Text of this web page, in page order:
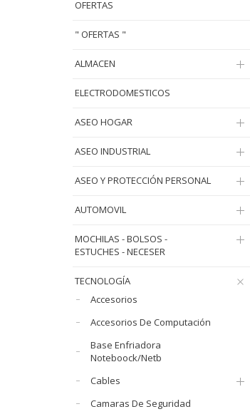
OFERTAS
" OFERTAS "
ALMACEN
ELECTRODOMESTICOS
ASEO HOGAR
ASEO INDUSTRIAL
ASEO Y PROTECCIÓN PERSONAL
AUTOMOVIL
MOCHILAS - BOLSOS -
ESTUCHES - NECESER
TECNOLOGÍA
Accesorios
Accesorios De Computación
Base Enfriadora
Noteboock/Netb
Cables
Camaras De Seguridad